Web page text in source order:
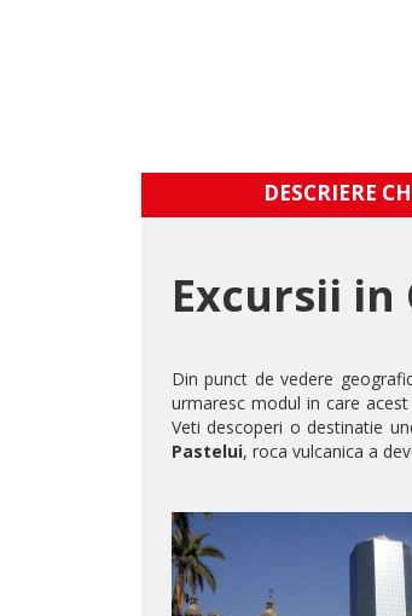
DESCRIERE
Excursii in
Din punct de vedere
urmaresc modul in care
Veti descoperi o destinatie
Pastelui, roca vulcanica a